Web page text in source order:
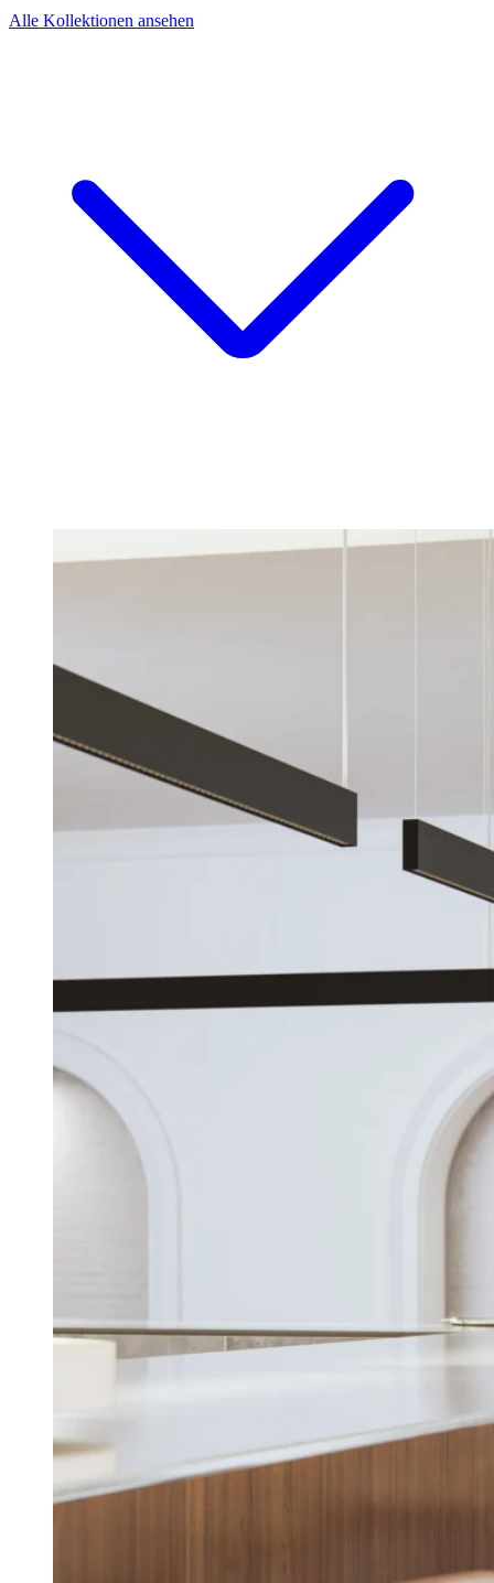
Alle Kollektionen ansehen